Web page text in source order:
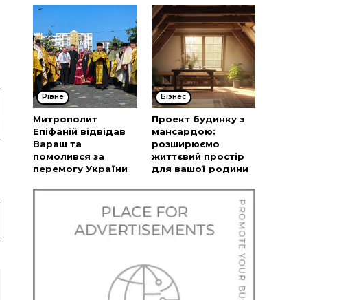
Рівне
Митрополит
Епіфаній відвідав
Вараш та
помолився за
перемогу України
Бізнес
Проект будинку з
мансардою:
розширюємо
життєвий простір
для вашої родини